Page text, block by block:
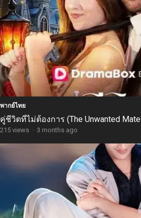
พากย์ไทย
คู่ชีวิตที่ไม่ต้องการ (The Unwanted Mate
215 views · 3 months ago